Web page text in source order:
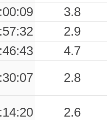
3.8
2.9
4.7
2.8
2.6